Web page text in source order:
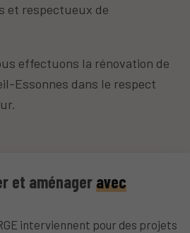
et respectueux de
effectuons la rénovation de
Essonnes dans le respect
et aménageravec
interviennent pour des projets